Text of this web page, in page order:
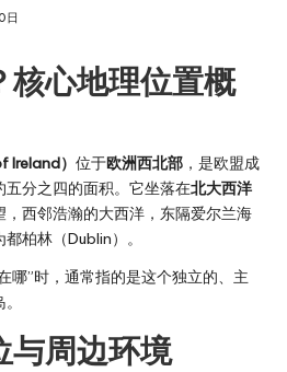
日
核心地理位置概
Ireland） 位于欧洲西北部 ，是欧盟成
五分之四的面积。它坐落在北大西洋
西邻浩瀚的大西洋，东隔爱尔兰海
柏林（Dublin）。
哪”时，通常指的是这个独立的、主
与周边环境